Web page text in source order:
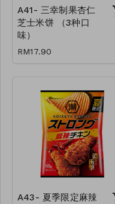
A41- 三幸制果杏仁
芝士米饼 （3种口
味）
RM17.90
A43- 夏季限定麻辣